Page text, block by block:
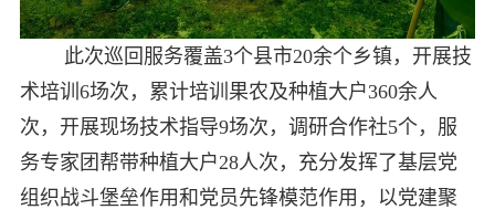
此次巡回服务覆盖3个县市20余个乡镇，开展技
术培训6场次，累计培训果农及种植大户360余人
次，开展现场技术指导9场次，调研合作社5个，服
务专家团帮带种植大户28人次，充分发挥了基层党
组织战斗堡垒作用和党员先锋模范作用，以党建聚